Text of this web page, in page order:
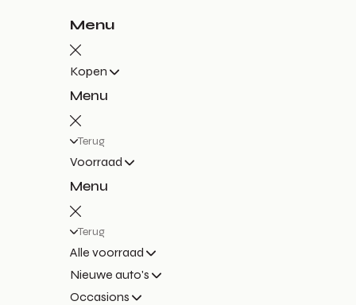
Menu
Kopen
Menu
Terug
Voorraad
Menu
Terug
Alle voorraad
Nieuwe auto's
Occasions